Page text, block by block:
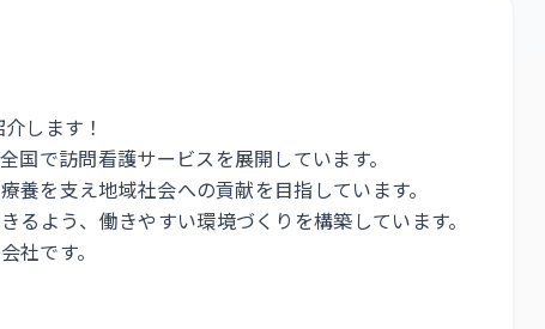
します！
で訪問看護サービスを展開しています。
を支え地域社会への貢献を目指しています。
よう、働きやすい環境づくりを構築しています。
社です。